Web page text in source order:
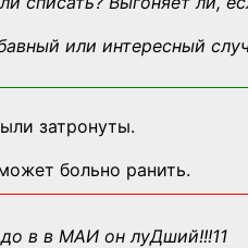
или интересный
затронуты.
больно ранить.
в в МАИ он луДший!!!11